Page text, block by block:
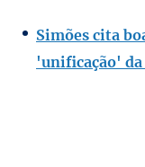
Simões cita
'unificação'